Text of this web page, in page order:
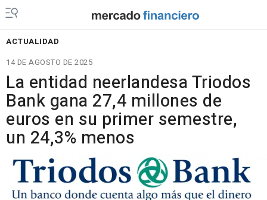
ACTUALIDAD
14 DE AGOSTO DE 2025
La entidad neerlandesa Triodos
Bank gana 27,4 millones de
euros en su primer semestre,
un 24,3% menos